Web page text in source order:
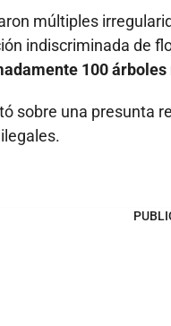
múltiples
indiscriminada de
100 árboles
sobre una presunta